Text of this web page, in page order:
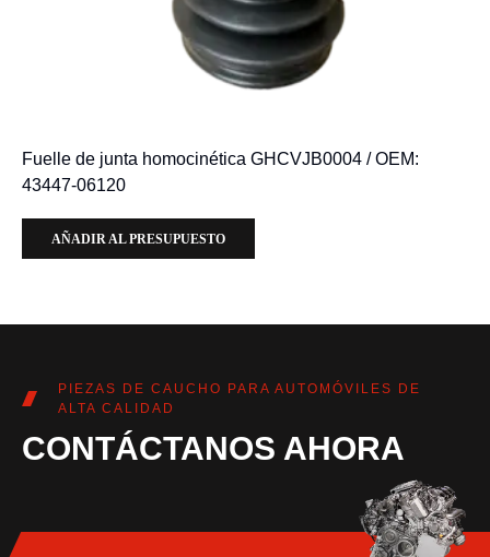
Fuelle de junta homocinética GHCVJB0004 / OEM:
43447-06120
AÑADIR AL PRESUPUESTO
PIEZAS DE CAUCHO PARA AUTOMÓVILES DE
ALTA CALIDAD
CONTÁCTANOS AHORA